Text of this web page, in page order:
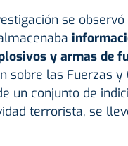
se
y armas de
sobre las Fuerzas y
un conjunto de
terrorista, se